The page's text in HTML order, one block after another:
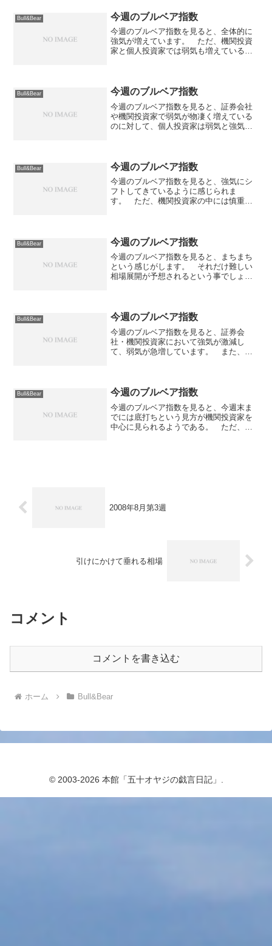
Bull&Bear 今週のブルベア指数
今週のブルベア指数を見ると、全体的に
強気が増えています。 ただ、機関投資
家と個人投資家では弱気も増えているの
まるのが良いのでしょう...
Bull&Bear 今週のブルベア指数
今週のブルベア指数を見ると、証券会社
や機関投資家で弱気が物凄く増えている
のに対して、個人投資家は弱気と強気が
週間となりそうな感じです...
Bull&Bear 今週のブルベア指数
今週のブルベア指数を見ると、強気にシ
フトしてきているように感じられま
す。 ただ、機関投資家の中には慎重な
たところなのでしょう。 >...
Bull&Bear 今週のブルベア指数
今週のブルベア指数を見ると、まちまち
という感じがします。 それだけ難しい
相場展開が予想されるという事でしょう
家が弱気にシフトしている...
Bull&Bear 今週のブルベア指数
今週のブルベア指数を見ると、証券会
社・機関投資家において強気が激減し
て、弱気が急増しています。 また、全
雇用統計が控えており強気には...
Bull&Bear 今週のブルベア指数
今週のブルベア指数を見ると、今週末ま
でには底打ちという見方が機関投資家を
中心に見られるようである。 ただ、証
2008年8月第3週
引けにかけて垂れる相場
コメント
コメントを書き込む
ホーム Bull&Bear
© 2003-2026 本館「五十オヤジの戯言日記」.